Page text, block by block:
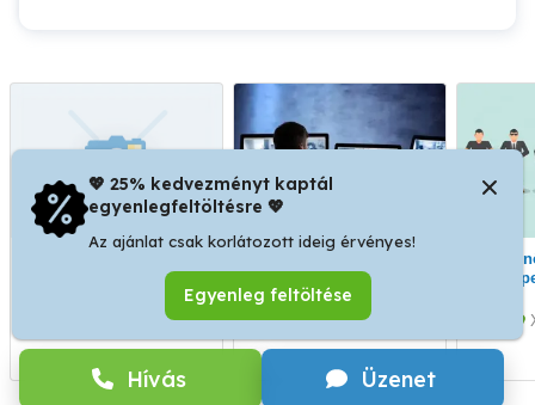
Hívás Üzenet
egyszerű őrt keresünk
kiemelt objektumba
angolul jól beszélő
vagyonőrt keresünk!
II. kerület
💖 25% kedvezményt kaptál
egyenlegfeltöltésre 💖
Az ajánlat csak korlátozott ideig érvényes!
Egyenleg feltöltése